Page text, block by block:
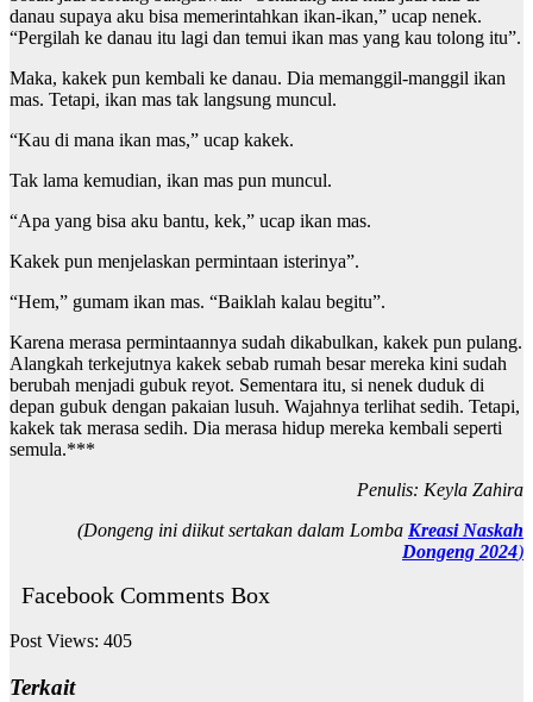
danau supaya aku bisa memerintahkan ikan-ikan,” ucap nenek.
“Pergilah ke danau itu lagi dan temui ikan mas yang kau tolong itu”.
Maka, kakek pun kembali ke danau. Dia memanggil-manggil ikan
mas. Tetapi, ikan mas tak langsung muncul.
“Kau di mana ikan mas,” ucap kakek.
Tak lama kemudian, ikan mas pun muncul.
“Apa yang bisa aku bantu, kek,” ucap ikan mas.
Kakek pun menjelaskan permintaan isterinya”.
“Hem,” gumam ikan mas. “Baiklah kalau begitu”.
Karena merasa permintaannya sudah dikabulkan, kakek pun pulang.
Alangkah terkejutnya kakek sebab rumah besar mereka kini sudah
berubah menjadi gubuk reyot. Sementara itu, si nenek duduk di
depan gubuk dengan pakaian lusuh. Wajahnya terlihat sedih. Tetapi,
kakek tak merasa sedih. Dia merasa hidup mereka kembali seperti
semula.***
Penulis: Keyla Zahira
(Dongeng ini diikut sertakan dalam Lomba Kreasi Naskah
Dongeng 2024)
Facebook Comments Box
Post Views: 405
Terkait